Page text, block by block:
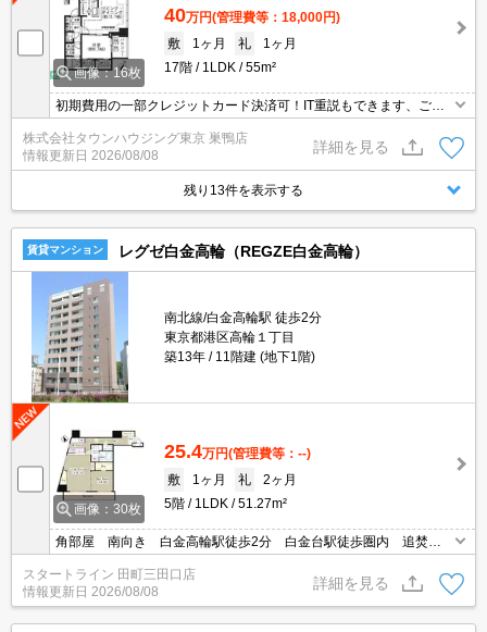
画像：16枚
40万円(管理費等：18,000円)
敷
1ヶ月 礼
1ヶ月
17階
1LDK 55m²
初期費用の一部クレジットカード決済可！IT重説もできます、ご相
談ください。オンライン内見相談可能！お電話ください。
株式会社タウンハウジング東京 巣鴨店
情報更新日 2026/08/08
詳細を見る
残り13件を表示する
賃貸マンション レグゼ白金高輪（REGZE白金高輪）
南北線/白金高輪駅 徒歩2分
東京都港区高輪１丁目
築13年
11階建 (地下1階)
画像：30枚
25.4万円(管理費等：--)
敷
1ヶ月 礼
2ヶ月
5階
1LDK 51.27m²
角部屋 南向き 白金高輪駅徒歩2分 白金台駅徒歩圏内 追焚
浴室乾燥機 ガスコンロ3口
スタートライン 田町三田口店
情報更新日 2026/08/08
詳細を見る